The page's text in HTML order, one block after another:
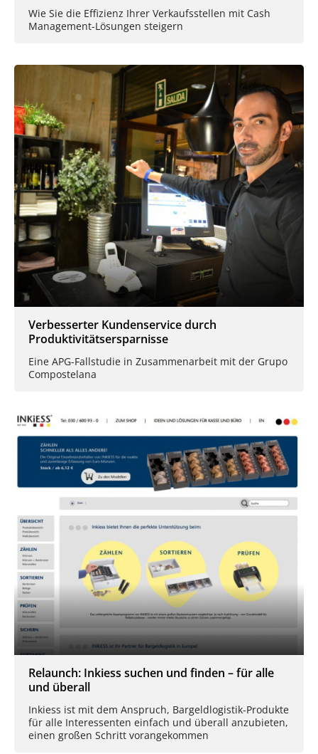
Wie Sie die Effizienz Ihrer Verkaufsstellen mit Cash
Management-Lösungen steigern
Verbesserter Kundenservice durch
Produktivitätsersparnisse
Eine APG-Fallstudie in Zusammenarbeit mit der Grupo
Compostelana
Relaunch: Inkiess suchen und finden – für alle
und überall
Inkiess ist mit dem Anspruch, Bargeldlogistik-Produkte
für alle Interessenten einfach und überall anzubieten,
einen großen Schritt vorangekommen